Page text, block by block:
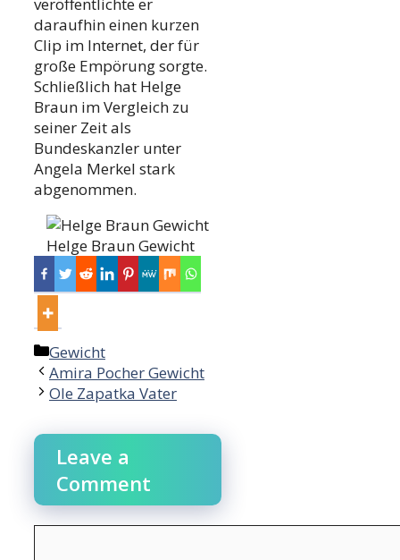
daraufhin einen kurzen
Clip im Internet, der für
große Empörung sorgte.
Schließlich hat Helge
Braun im Vergleich zu
seiner Zeit als
Bundeskanzler unter
Angela Merkel stark
abgenommen.
Helge Braun Gewicht
Categories
Gewicht
Post
navigation
Amira Pocher Gewicht
Ole Zapatka Vater
Leave a
Comment